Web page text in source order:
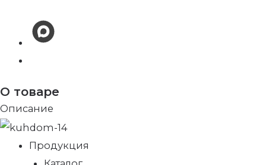
О товаре
Описание
Продукция